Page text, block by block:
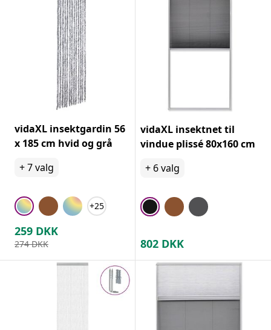
vidaXL insektgardin 56
x 185 cm hvid og grå
+7valg
+25
259 DKK
274 DKK
vidaXL insektnet til
vindue plissé 80x160 cm
+ 6valg
802 DKK